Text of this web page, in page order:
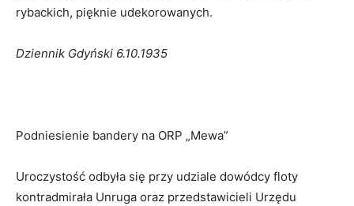
rybackich, pięknie udekorowanych.
Dziennik Gdyński 6.10.1935
Podniesienie bandery na ORP „Mewa”
Uroczystość odbyła się przy udziale dowódcy floty
kontradmirała Unruga oraz przedstawicieli Urzędu